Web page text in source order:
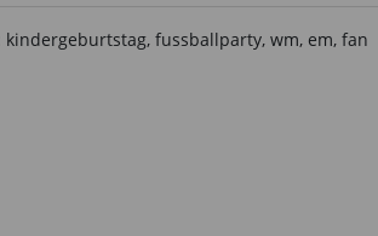
fussballparty, wm, em, fan